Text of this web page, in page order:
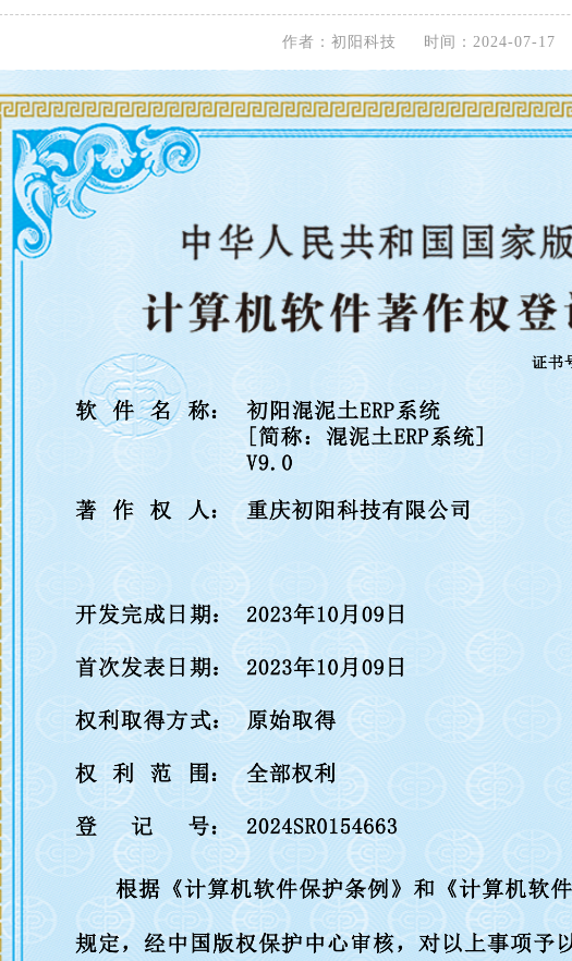
作者：初阳科技 时间：2024-07-17